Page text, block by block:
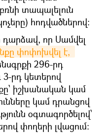
տապալելուն
հոդվածներով։
դարձավ, որ Սամվել
296-րդ
րդ կետերով
իշխանական կամ
կամ դրանցով
օգտագործելով՝
փողերի լվացում։